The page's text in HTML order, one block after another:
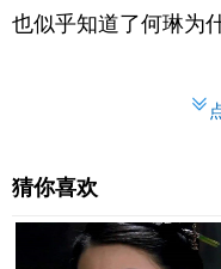
也似乎知道了何琳为
猜你喜欢